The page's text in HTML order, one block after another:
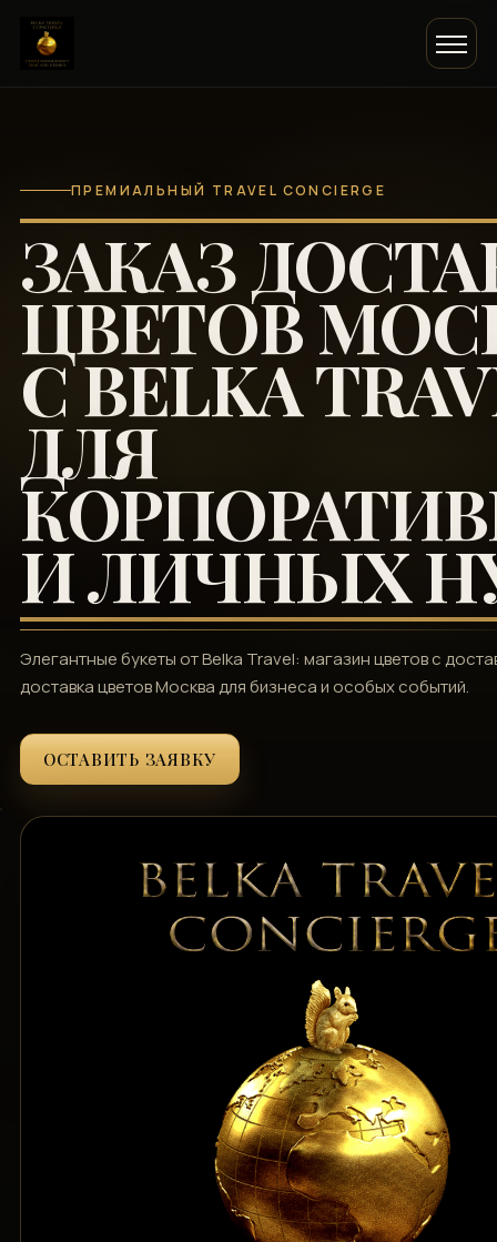
ПРЕМИАЛЬНЫЙ TRAVEL CONCIERGE
ЗАКАЗ
ЦВЕТОВ
С BELKA
ДЛЯ
И ЛИЧНЫХ
Элегантные букеты от Belka Travel: магазин цветов с
доставка цветов Москва для бизнеса и особых событий.
ОСТАВИТЬ ЗАЯВКУ